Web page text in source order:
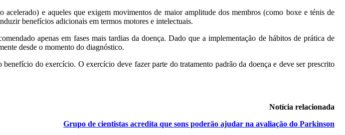
e aqueles que exigem movimentos de maior amplitude dos membros (como boxe e ténis de
benefícios adicionais em termos motores e intelectuais.
apenas em fases mais tardias da doença. Dado que a implementação de hábitos de prática de
desde o momento do diagnóstico.
do exercício. O exercício deve fazer parte do tratamento padrão da doença e deve ser prescrito
Notícia relacionada
Grupo de cientistas acredita que sons poderão ajudar na avaliação do Parkinson